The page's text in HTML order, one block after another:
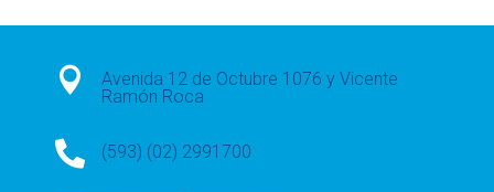

Avenida 12 de Octubre 1076 y Vicente
Ramón Roca
 (593) (02) 2991700